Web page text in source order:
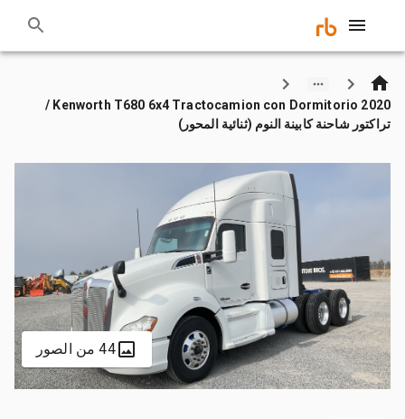
2020 Kenworth T680 6x4 Tractocamion con Dormitorio /
تراكتور شاحنة كابينة النوم (ثنائية المحور)
44 من الصور